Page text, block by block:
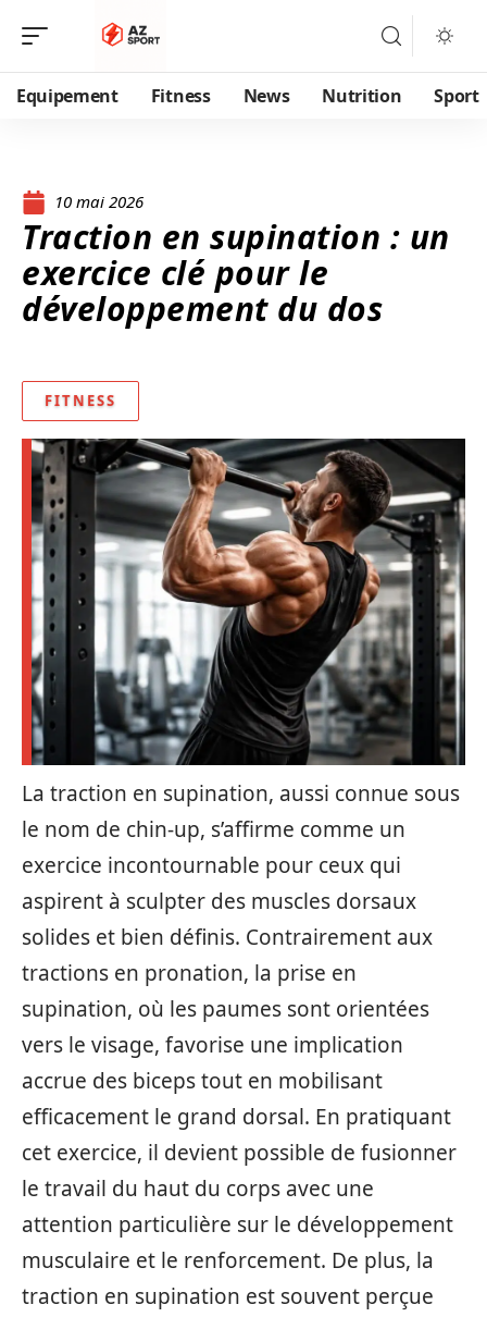
Equipement Fitness News Nutrition Sport
10 mai 2026
Traction en supination : un
exercice clé pour le
développement du dos
FITNESS
La traction en supination, aussi connue sous
le nom de chin-up, s’affirme comme un
exercice incontournable pour ceux qui
aspirent à sculpter des muscles dorsaux
solides et bien définis. Contrairement aux
tractions en pronation, la prise en
supination, où les paumes sont orientées
vers le visage, favorise une implication
accrue des biceps tout en mobilisant
efficacement le grand dorsal. En pratiquant
cet exercice, il devient possible de fusionner
le travail du haut du corps avec une
attention particulière sur le développement
musculaire et le renforcement. De plus, la
traction en supination est souvent perçue